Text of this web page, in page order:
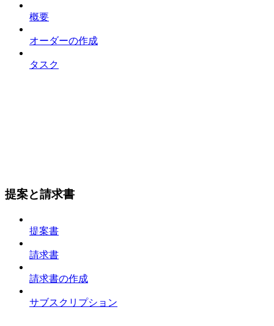
概要
オーダーの作成
タスク
提案と請求書
提案書
請求書
請求書の作成
サブスクリプション